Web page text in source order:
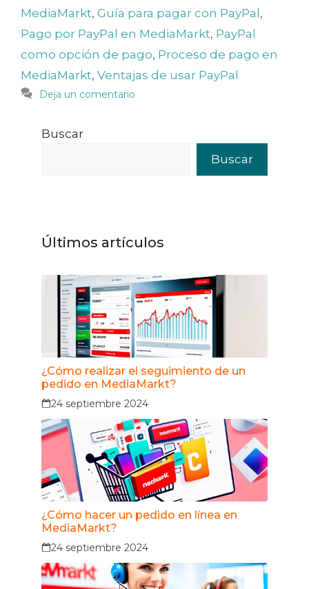
MediaMarkt, Guía para pagar con PayPal,
Pago por PayPal en MediaMarkt, PayPal
como opción de pago, Proceso de pago en
MediaMarkt, Ventajas de usar PayPal
Deja un comentario
Buscar
Buscar
Últimos artículos
¿Cómo realizar el seguimiento de un
pedido en MediaMarkt?
24 septiembre 2024
¿Cómo hacer un pedido en línea en
MediaMarkt?
24 septiembre 2024